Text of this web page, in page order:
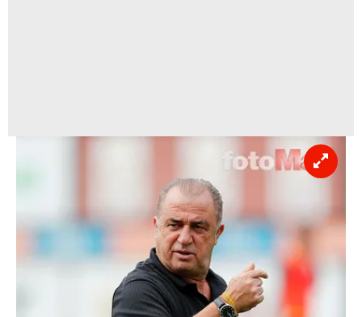
ziyaret edebilirsiniz.
6698 sayılı Kişisel Verilerin Korunması Kanunu uyarınca
hazırlanmış Aydınlatma Metnimizi okumak ve sitemizde
ilgili mevzuata uygun olarak kullanılan çerezlerle ilgili bilgi
tıklayınız.